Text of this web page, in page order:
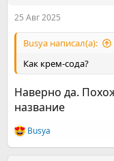
25 Авг 2025
Busya написал(а):
Как крем-сода?
Наверно да.
название
Р
е
Busya